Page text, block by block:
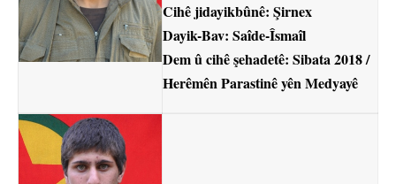
Cihê jidayikbûnê: Şirnex
Dayik-Bav: Saîde-Îsmaîl
Dem û cihê şehadetê: Sibata 2018 /
Herêmên Parastinê yên Medyayê